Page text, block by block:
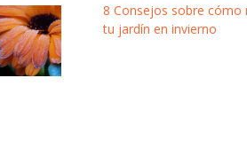
8 Consejos sobre cómo
tu jardín en invierno